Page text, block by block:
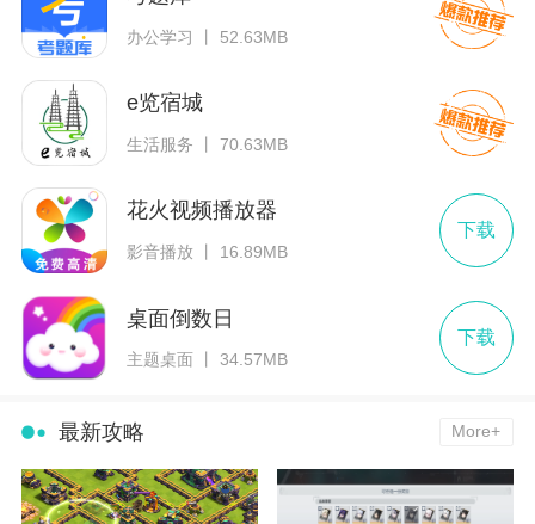
办公学习 丨 52.63MB
e览宿城
生活服务 丨 70.63MB
花火视频播放器
影音播放 丨 16.89MB
下载
桌面倒数日
主题桌面 丨 34.57MB
下载
最新攻略 More+